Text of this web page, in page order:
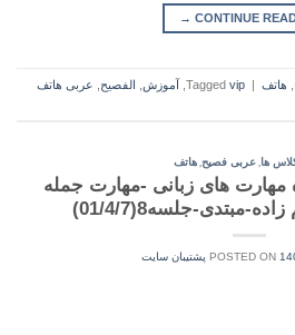
CONTINUE
→
هاتف |
Tagged vip آموزش الفصيح
عربی هاتف
ها,عربی فصیح,هاتف
های زبانی -مهارت جمله
مبتدی-جلسه8(01/4/7)
POSTED ON پشتیبان سایت